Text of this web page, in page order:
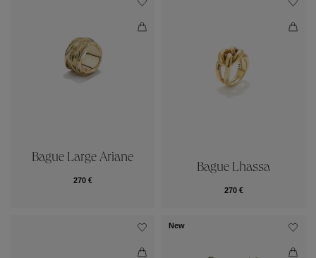
Bague Large Ariane
270 €
Bague Lhassa
270 €
New